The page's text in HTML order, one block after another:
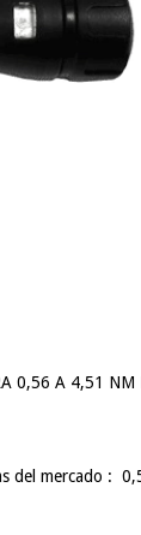
0,56 A 4,51 NM
del mercado :